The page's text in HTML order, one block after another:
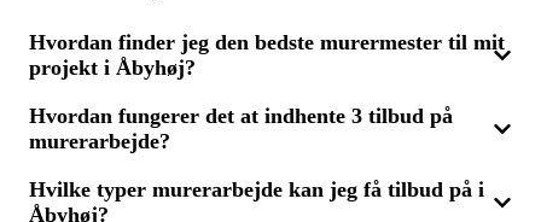
Hvordan finder jeg den bedste murermester til mit
projekt i Åbyhøj?
For at finde den mest egnede murermester til dit projekt i
Åbyhøj, bør du indsamle 3 tilbud fra lokale murerfirmaer. Dette
udført arbejde. Vælg en murermester med den nødvendige
ekspertise og konkurrencedygtige priser.
Hvordan fungerer det at indhente 3 tilbud på
murerarbejde?
Ved at indhente 3 tilbud på murerarbejde beskriver du kort din
opgave, hvad enten det er renovation, nybyg eller reparation.
Hvilke typer murerarbejde kan jeg få tilbud på i
Åbyhøj?